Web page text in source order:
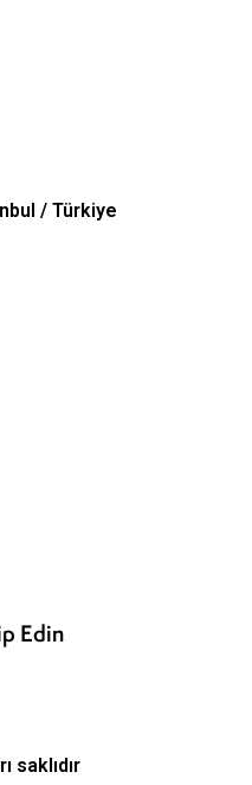
/ Türkiye
Edin
saklıdır